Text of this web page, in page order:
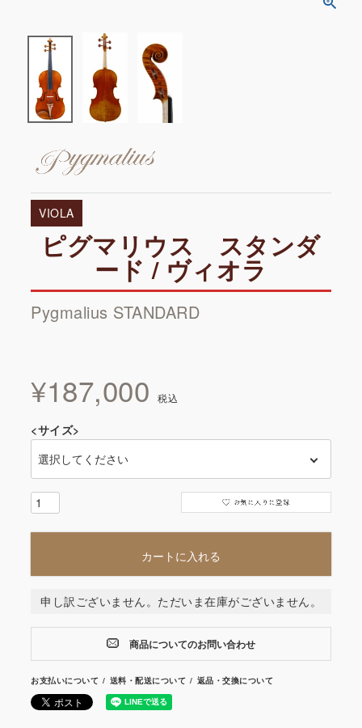
VIOLA
ピグマリウス スタンダ
ード / ヴィオラ
Pygmalius STANDARD
¥187,000 税込
<サイズ>
カートに入れる
申し訳ございません。ただいま在庫がございません。
商品についてのお問い合わせ
お支払いについて 送料・配送について 返品・交換について